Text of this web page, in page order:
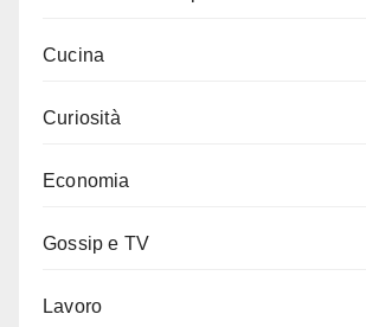
Cucina
Curiosità
Economia
Gossip e TV
Lavoro